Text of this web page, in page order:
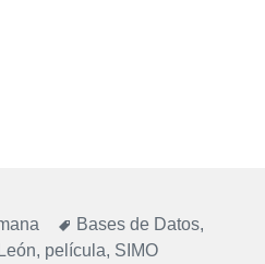
Etiquetas
Bases de Datos,
, película, SIMO